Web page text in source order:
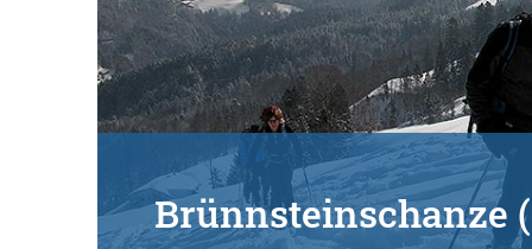
Suchbegriff:
Brünnsteinschanze